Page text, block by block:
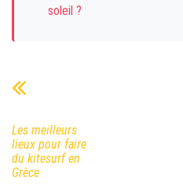
soleil ?
Les meilleurs
lieux pour faire
du kitesurf en
Grèce